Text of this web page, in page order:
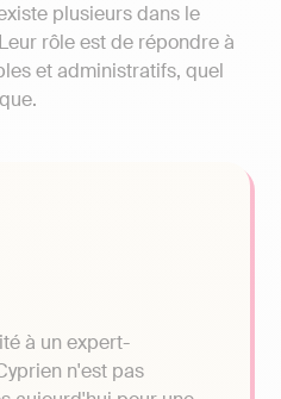
plusieurs dans le
rôle est de répondre à
et administratifs, quel
à un expert-
n'est pas